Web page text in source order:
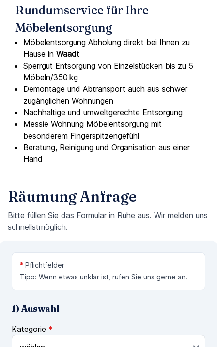
Rundumservice für Ihre
Möbelentsorgung
Möbelentsorgung Abholung direkt bei Ihnen zu
Hause in Waadt
Sperrgut Entsorgung von Einzelstücken bis zu 5
Möbeln/350 kg
Demontage und Abtransport auch aus schwer
zugänglichen Wohnungen
Nachhaltige und umweltgerechte Entsorgung
Messie Wohnung Möbelentsorgung mit
besonderem Fingerspitzengefühl
Beratung, Reinigung und Organisation aus einer
Hand
Räumung Anfrage
Bitte füllen Sie das Formular in Ruhe aus. Wir melden uns
schnellstmöglich.
* Pflichtfelder
Tipp: Wenn etwas unklar ist, rufen Sie uns gerne an.
1) Auswahl
Kategorie *